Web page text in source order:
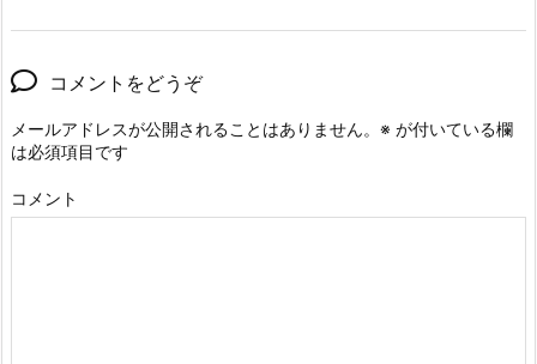
コメントをどうぞ
メールアドレスが公開されることはありません。 ※ が付いている欄
は必須項目です
コメント